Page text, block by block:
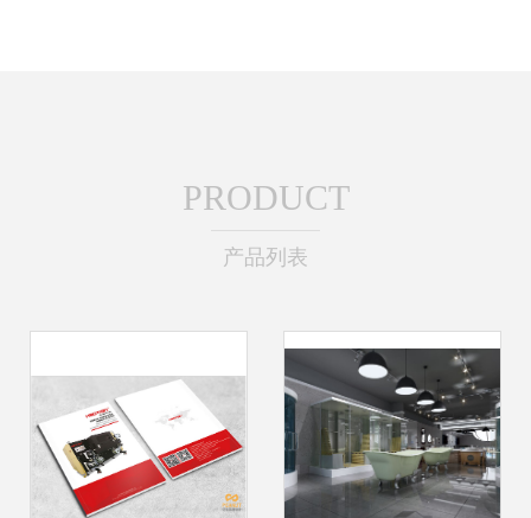
PRODUCT
产品列表